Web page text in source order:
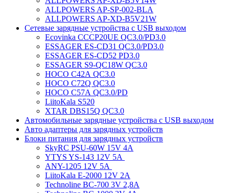
ALLPOWERS AP-SP-002-BLA
ALLPOWERS AP-XD-B5V21W
Сетевые зарядные устройства с USB выходом
Ecovinka CCCP20UE QC3.0/PD3.0
ESSAGER ES-CD31 QC3.0/PD3.0
ESSAGER ES-CD52 PD3.0
ESSAGER S9-QC18W QC3.0
HOCO C42A QC3.0
HOCO C72Q QC3.0
HOCO C57A QC3.0/PD
LiitoKala S520
XTAR DBS15Q QC3.0
Автомобильные зарядные устройства с USB выходом
Авто адаптеры для зарядных устройств
Блоки питания для зарядных устройств
SkyRC PSU-60W 15V 4A
YTYS YS-143 12V 5A
ANY-1205 12V 5A
LiitoKala E-2000 12V 2A
Technoline BC-700 3V 2,8A